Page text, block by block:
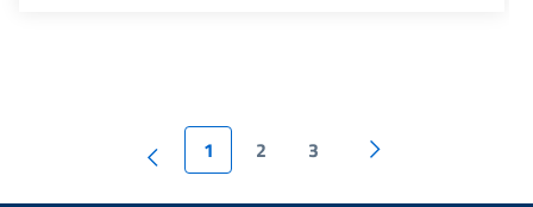
1 2 3